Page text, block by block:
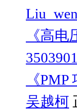
《高电
3503901
《
吴越柯